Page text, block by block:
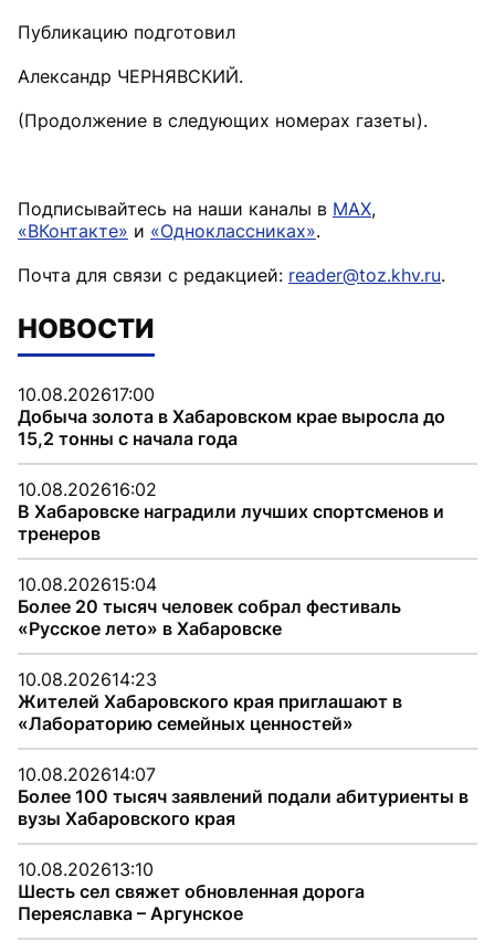
Публикацию подготовил
Александр ЧЕРНЯВСКИЙ.
(Продолжение в следующих номерах газеты).
Подписывайтесь на наши каналы в MAX,
«ВКонтакте» и «Одноклассниках».
Почта для связи с редакцией: reader@toz.khv.ru.
НОВОСТИ
10.08.202617:00
Добыча золота в Хабаровском крае выросла до
15,2 тонны с начала года
10.08.202616:02
В Хабаровске наградили лучших спортсменов и
тренеров
10.08.202615:04
Более 20 тысяч человек собрал фестиваль
«Русское лето» в Хабаровске
10.08.202614:23
Жителей Хабаровского края приглашают в
«Лабораторию семейных ценностей»
10.08.202614:07
Более 100 тысяч заявлений подали абитуриенты в
вузы Хабаровского края
10.08.202613:10
Шесть сел свяжет обновленная дорога
Переяславка – Аргунское